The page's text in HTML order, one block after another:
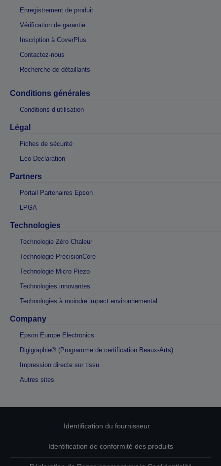
Enregistrement de produit
Vérification de garantie
Inscription à CoverPlus
Contactez-nous
Recherche de détaillants
Conditions générales
Conditions d’utilisation
Légal
Fiches de sécurité
Eco Declaration
Partners
Portail Partenaires Epson
LPGA
Technologies
Technologie Zéro Chaleur
Technologie PrecisionCore
Technologie Micro Piezo
Technologies innovantes
Technologies à moindre impact environnemental
Company
Epson Europe Electronics
Digigraphie® (Programme de certification Beaux-Arts)
Impression directe sur tissu
Autres sites
Identification du fournisseur
Identification de conformité des produits